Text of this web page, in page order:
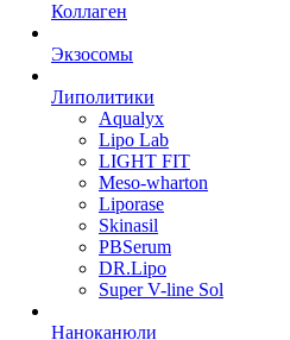
Коллаген
Экзосомы
Липолитики
Aqualyx
Lipo Lab
LIGHT FIT
Meso-wharton
Liporase
Skinasil
PBSerum
DR.Lipo
Super V-line Sol
Наноканюли